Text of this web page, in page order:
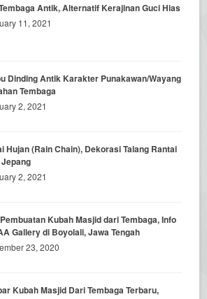
Antik, Alternatif Kerajinan Guci Hias
11, 2021
Dinding Antik Karakter Punakawan/Wayang
Tembaga
2, 2021
Hujan (Rain Chain), Dekorasi Talang Rantai
2, 2021
Kubah Masjid dari Tembaga, Info
Gallery di Boyolali, Jawa Tengah
23, 2020
Kubah Masjid Dari Tembaga Terbaru,